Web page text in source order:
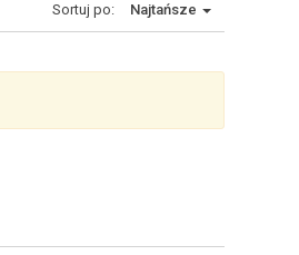
Sortuj po: Najtańsze